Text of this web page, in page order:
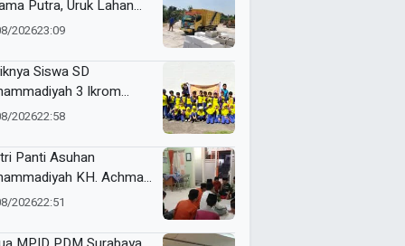
Putra, Uruk Lahan
81 Dump Truck
202623:09
Siswa SD
3 Ikrom
Membatik dengan
202622:58
Panti Asuhan
KH. Achmad
Latih Kepemimpinan
202622:51